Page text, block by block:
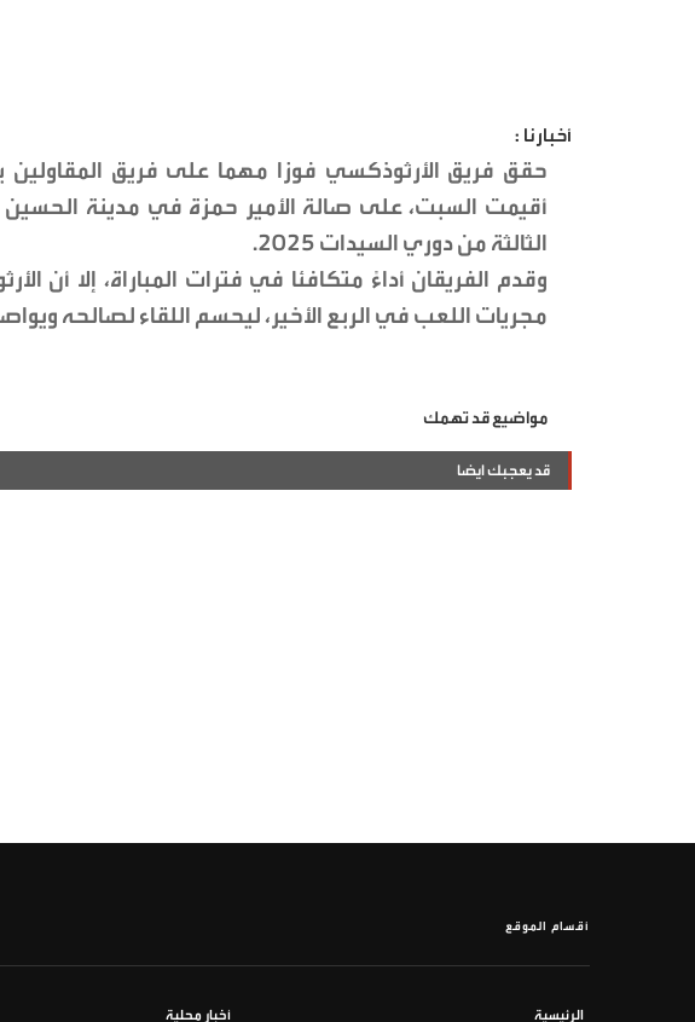
أخبارنا :
أقيمت السبت، على صالة الأمير حمزة في مدينة
الثالثة من دوري السيدات 2025.
وقدم الفريقان أداءً متكافئا في فترات المباراة، إلا
مجريات اللعب في الربع الأخير، ليحسم اللقاء لصالحه
مواضيع قد تهمك
قد يعجبك ايضا
أقسام الموقع
الرئيسية أخبار محلية